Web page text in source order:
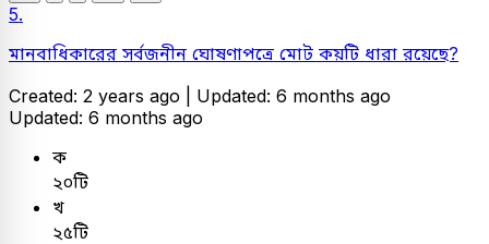
5.
মানবাধিকারের সর্বজনীন ঘোষণাপত্রে মোট কয়টি ধারা রয়েছে?
Created: 2 years ago | Updated: 6 months ago
Updated: 6 months ago
ক
২০টি
খ
২৫টি